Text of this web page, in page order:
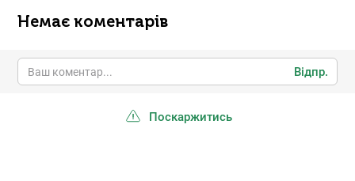
Немає коментарів
Відпр.
Поскаржитись